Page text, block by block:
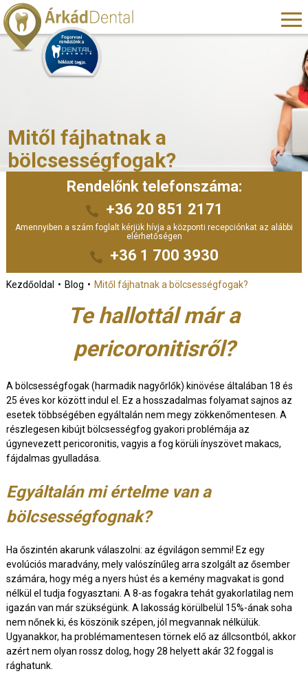
Mitől fájhatnak a
bölcsességfogak?
Rendelőnk telefonszáma:
+36 20 851 2171
Amennyiben a szám foglalt kérjük hívja a központi recepciónkat az alábbi
elérhetőségen
+36 1 700 3930
Kezdőoldal Blog Mitől fájhatnak a bölcsességfogak?
Te hallottál már a
pericoronitisről?
A bölcsességfogak (harmadik nagyőrlők) kinövése általában 18 és
25 éves kor között indul el. Ez a hosszadalmas folyamat sajnos az
esetek többségében egyáltalán nem megy zökkenőmentesen. A
részlegesen kibújt bölcsességfog gyakori problémája az
úgynevezett pericoronitis, vagyis a fog körüli ínyszövet makacs,
fájdalmas gyulladása.
Egyáltalán mi értelme van a
bölcsességfognak?
Ha őszintén akarunk válaszolni: az égvilágon semmi! Ez egy
evolúciós maradvány, mely valószínűleg arra szolgált az ősember
számára, hogy még a nyers húst és a kemény magvakat is gond
nélkül el tudja fogyasztani. A 8-as fogakra tehát gyakorlatilag nem
igazán van már szükségünk. A lakosság körülbelül 15%-ának soha
nem nőnek ki, és köszönik szépen, jól megvannak nélkülük.
Ugyanakkor, ha problémamentesen törnek elő az állcsontból, akkor
azért nem olyan rossz dolog, hogy 28 helyett akár 32 foggal is
rághatunk.